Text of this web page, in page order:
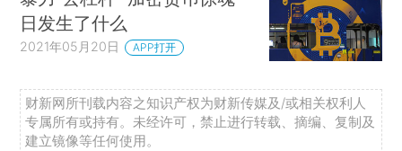
日发生了什么
2021年05月20日 APP打开
财新网所刊载内容之知识产权为财新传媒及/或相关权利人
专属所有或持有。未经许可，禁止进行转载、摘编、复制及
建立镜像等任何使用。